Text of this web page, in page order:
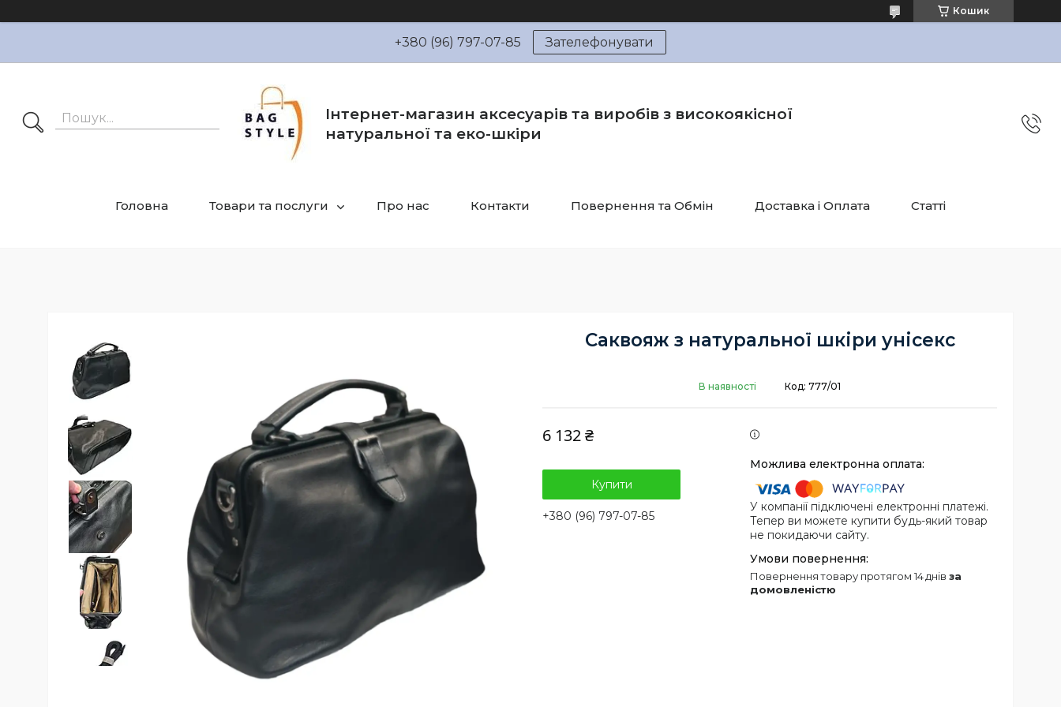
Кошик
+380 (96) 797-07-85 Зателефонувати
Інтернет-магазин аксесуарів та виробів з високоякісної
натуральної та еко-шкіри
Головна Товари та послуги Про нас Контакти Повернення та Обмін Доставка і Оплата Статті
Саквояж з натуральної шкіри унісекс
В наявності Код: 777/01
6 132 ₴
Купити
+380 (96) 797-07-85
У компанії підключені електронні платежі.
Тепер ви можете купити будь-який товар
не покидаючи сайту.
повернення товару протягом 14 днів за
домовленістю